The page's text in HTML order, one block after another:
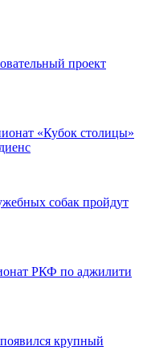
проект
«Кубок столицы»
собак пройдут
РКФ по аджилити
крупный